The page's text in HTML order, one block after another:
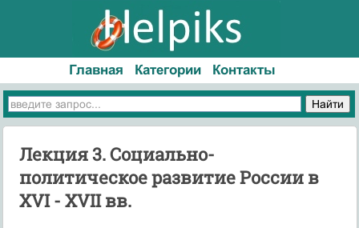
Главная Категории Контакты
Лекция 3. Социально-
политическое развитие России в
ХVI - ХVII вв.